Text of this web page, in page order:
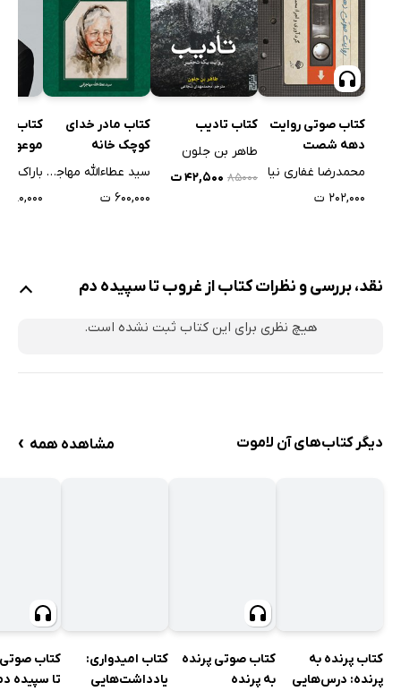
کتاب صوتی روایت
دهه شصت
محمدرضا غفاری نیا
۲۰۲,۰۰۰ ت
کتاب تادیب
طاهر بن جلون
۸۵۰۰۰ ۴۲,۵۰۰ ت
کتاب مادر خدای
کوچک خانه
سید عطاءالله مهاجرانی
۶۰۰,۰۰۰ ت
کتاب
موعود
باراک
۱۸۰,۰۰۰ ت
نقد، بررسی و نظرات کتاب از غروب تا سپیده دم
هیچ نظری برای این کتاب ثبت نشده است.
دیگر کتاب‌های آن لاموت مشاهده همه ›
کتاب پرنده به
پرنده: درس‌هایی
کتاب صوتی پرنده
به پرنده
کتاب امیدواری:
یادداشت‌هایی
کتاب
تا سپیده‌